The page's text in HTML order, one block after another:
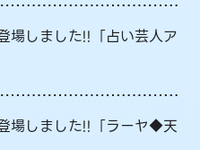
場しました!!「占い芸人ア
場しました!!「ラーヤ◆天